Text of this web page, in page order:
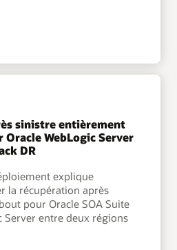
sinistre entièrement
WebLogic Server
DR
explique
la récupération après
pour Oracle SOA Suite
Server entre deux régions